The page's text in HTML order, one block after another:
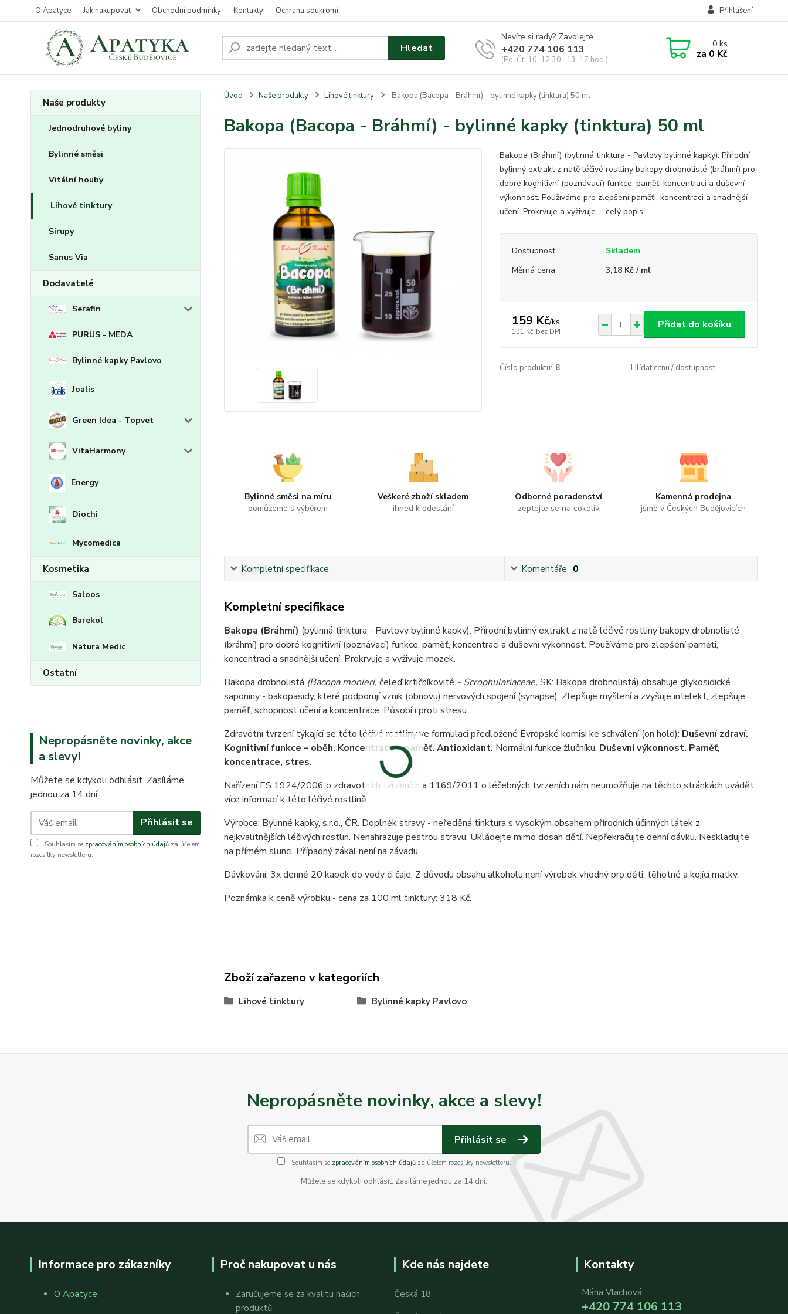
O Apatyce Jak nakupovat Obchodní podmínky Kontakty Ochrana soukromí Přihlášení
Hledat
Nevíte si rady? Zavolejte.
+420 774 106 113
(Po-Čt, 10-12:30 -13-17 hod.)
0ks
za 0 Kč
Naše produkty
Jednodruhové byliny
Bylinné směsi
Vitální houby
Lihové tinktury
Sirupy
Sanus Via
Dodavatelé
Serafin
PURUS - MEDA
Bylinné kapky Pavlovo
Joalis
Green Idea - Topvet
VitaHarmony
Energy
Diochi
Mycomedica
Kosmetika
Saloos
Barekol
Natura Medic
Ostatní
Nepropásněte novinky, akce
a slevy!
Můžete se kdykoli odhlásit. Zasíláme
jednou za 14 dní.
Přihlásit se
Souhlasím se zpracováním osobních údajů za účelem
rozesílky newsletteru.
Úvod Naše produkty Lihové tinktury Bakopa (Bacopa - Bráhmí) - bylinné kapky (tinktura) 50 ml
Bakopa (Bacopa - Bráhmí) - bylinné kapky (tinktura) 50 ml
Bakopa (Bráhmí) (bylinná tinktura - Pavlovy bylinné kapky). Přírodní
bylinný extrakt z natě léčivé rostliny bakopy drobnolisté (bráhmí) pro
dobré kognitivní (poznávací) funkce, paměť, koncentraci a duševní
výkonnost. Používáme pro zlepšení paměťi, koncentraci a snadnější
učení. Prokrvuje a vyživuje ... celý popis
Dostupnost
Skladem
Měrná cena
3,18 Kč / ml
159 Kč/ks
131 Kč bez DPH
Přidat do košíku
Číslo produktu: 8 Hlídat cenu / dostupnost
Bylinné směsi na míru
pomůžeme s výběrem
Veškeré zboží skladem
ihned k odeslání
Odborné poradenství
zeptejte se na cokoliv
Kamenná prodejna
jsme v Českých Budějovicích
Kompletní specifikace Komentáře 0
Kompletní specifikace
Bakopa (Bráhmí) (bylinná tinktura - Pavlovy bylinné kapky). Přírodní bylinný extrakt z natě léčivé rostliny bakopy drobnolisté
(bráhmí) pro dobré kognitivní (poznávací) funkce, paměť, koncentraci a duševní výkonnost. Používáme pro zlepšení paměťi,
koncentraci a snadnější učení. Prokrvuje a vyživuje mozek.
Bakopa drobnolistá (Bacopa monieri, čeleďkrtičníkovité - Scrophulariaceae, SK: Bakopa drobnolistá) obsahuje glykosidické
saponiny - bakopasidy, které podporují vznik (obnovu) nervových spojení (synapse). Zlepšuje myšlení a zvyšuje intelekt, zlepšuje
paměť, schopnost učení a koncentrace. Působí i proti stresu.
Zdravotní tvrzení týkající se této léčivé rostliny ve formulaci předložené Evropské komisi ke schválení (on hold): Duševní zdraví.
Kognitivní funkce – oběh. Koncentrace – paměť. Antioxidant. Normální funkce žlučníku. Duševní výkonnost. Paměť,
koncentrace, stres.
Nařízení ES 1924/2006 o zdravotních tvrzeních a 1169/2011 o léčebných tvrzeních nám neumožňuje na těchto stránkách uvádět
více informací k této léčivé rostlině.
Výrobce: Bylinné kapky, s.r.o., ČR. Doplněk stravy - neředěná tinktura s vysokým obsahem přírodních účinných látek z
nejkvalitnějších léčivých rostlin. Nenahrazuje pestrou stravu. Ukládejte mimo dosah dětí. Nepřekračujte denní dávku. Neskladujte
na přímém slunci. Případný zákal není na závadu.
Dávkování: 3x denně 20 kapek do vody či čaje. Z důvodu obsahu alkoholu není výrobek vhodný pro děti, těhotné a kojící matky.
Poznámka k ceně výrobku - cena za 100 ml tinktury: 318 Kč.
Zboží zařazeno v kategoriích
Lihové tinktury Bylinné kapky Pavlovo
Nepropásněte novinky, akce a slevy!
Přihlásit se
Souhlasím se zpracováním osobních údajůza účelem rozesílky newsletteru.
Můžete se kdykoli odhlásit. Zasíláme jednou za 14 dní.
Informace pro zákazníky
O Apatyce
Proč nakupovat u nás
Zaručujeme se za kvalitu našich
produktů
Kde nás najdete
Česká 18
Kontakty
Mária Vlachová
+420 774 106 113